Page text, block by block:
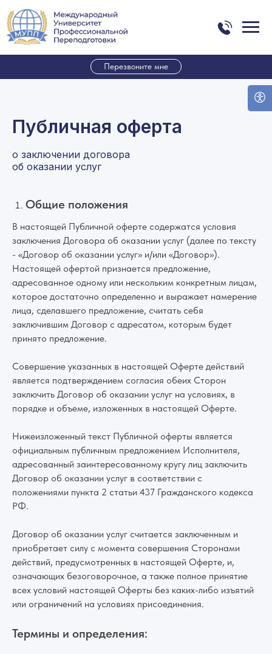
Перезвоните мне
о заключении договора
об оказании услуг
Публичная оферта
Общие положения
В настоящей Публичной оферте содержатся условия
заключения Договора об оказании услуг (далее по тексту
- «Договор об оказании услуг» и/или «Договор»).
Настоящей офертой признается предложение,
адресованное одному или нескольким конкретным лицам,
которое достаточно определенно и выражает намерение
лица, сделавшего предложение, считать себя
заключившим Договор с адресатом, которым будет
принято предложение.
Совершение указанных в настоящей Оферте действий
является подтверждением согласия обеих Сторон
заключить Договор об оказании услуг на условиях, в
порядке и объеме, изложенных в настоящей Оферте.
Нижеизложенный текст Публичной оферты является
официальным публичным предложением Исполнителя,
адресованный заинтересованному кругу лиц заключить
Договор об оказании услуг в соответствии с
положениями пункта 2 статьи 437 Гражданского кодекса
РФ.
Договор об оказании услуг считается заключенным и
приобретает силу с момента совершения Сторонами
действий, предусмотренных в настоящей Оферте, и,
означающих безоговорочное, а также полное принятие
всех условий настоящей Оферты без каких-либо изъятий
или ограничений на условиях присоединения.
Термины и определения: